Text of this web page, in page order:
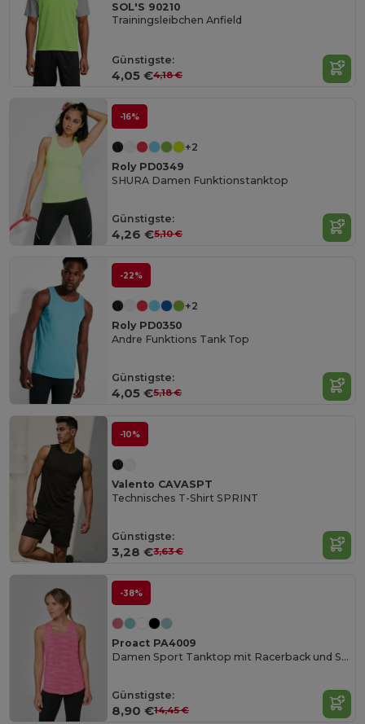
SOL'S 90210
Trainingsleibchen Anfield
Günstigste:
4,05 €4,18 €
-16%
+2
Roly PD0349
SHURA Damen Funktionstanktop
Günstigste:
4,26 €5,10 €
-22%
+2
Roly PD0350
Andre Funktions Tank Top
Günstigste:
4,05 €5,18 €
-10%
Valento CAVASPT
Technisches T-Shirt SPRINT
Günstigste:
3,28 €3,63 €
-38%
Proact PA4009
Damen Sport Tanktop mit Racerback und Slub-Effekt
Günstigste:
8,90 €14,45 €